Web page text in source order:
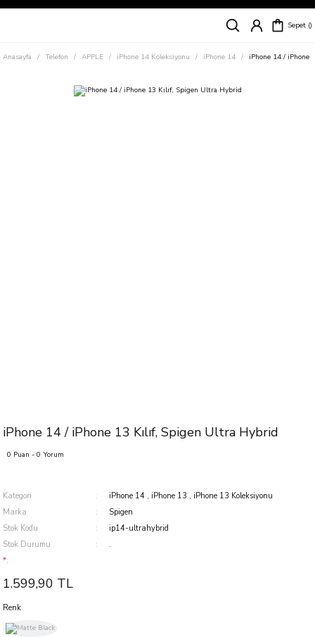
Siparişleriniz
Süper İndirimli Fiyatlar
Sepet
Anasayfa Telefon APPLE iPhone 14 Koleksiyonu iPhone 14 iPhone 14 / iPhone
iPhone 14 / iPhone 13 Kılıf, Spigen Ultra Hybrid
0 Puan - 0 Yorum
Kategori iPhone 14 , iPhone 13 , iPhone 13 Koleksiyonu
Marka
Spigen
Stok Kodu
ip14-ultrahybrid
Stok Durumu
.
*.
1.599,90 TL
Renk